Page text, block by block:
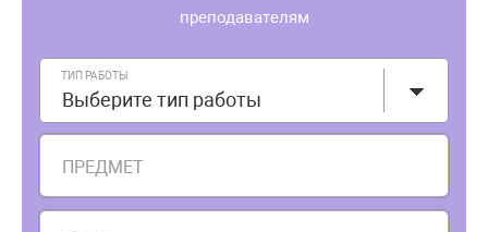
преподавателям
ТИП РАБОТЫ
Выберите тип работы
ПРЕДМЕТ